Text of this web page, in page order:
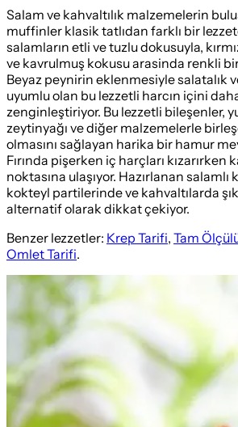
Salam ve kahvaltılık malzemelerin
muffinler klasik tatlıdan farklı bir
salamların etli ve tuzlu dokusuyla,
ve kavrulmuş kokusu arasinda renkli
Beyaz peynirin eklenmesiyle salatalık
uyumlu olan bu lezzetli harcın içini
zenginleştiriyor. Bu lezzetli bileşenler,
zeytinyağı ve diğer malzemelerle
olmasını sağlayan harika bir hamur
Fırında pişerken iç harçları kızarırken
noktasına ulaşıyor. Hazırlanan salamlı
kokteyl partilerinde ve kahvaltılarda
alternatif olarak dikkat çekiyor.
Benzer lezzetler: Krep Tarifi, Tam
Omlet Tarifi.